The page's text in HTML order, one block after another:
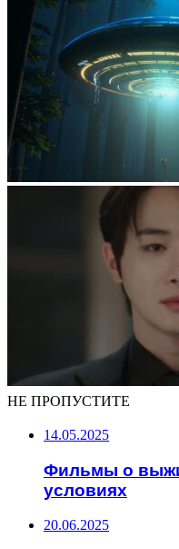
НЕ ПРОПУСТИТЕ
14.05.2025
Фильмы о
условиях
20.06.2025